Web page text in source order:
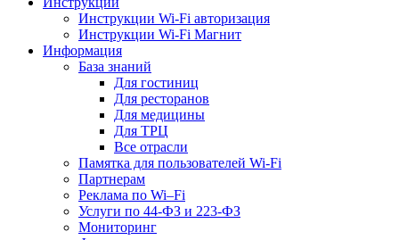
Инструкции Wi-Fi авторизация
Инструкции Wi-Fi Магнит
Информация
База знаний
Для гостиниц
Для ресторанов
Для медицины
Для ТРЦ
Все отрасли
Памятка для пользователей Wi-Fi
Партнерам
Реклама по Wi–Fi
Услуги по 44-ФЗ и 223-ФЗ
Мониторинг